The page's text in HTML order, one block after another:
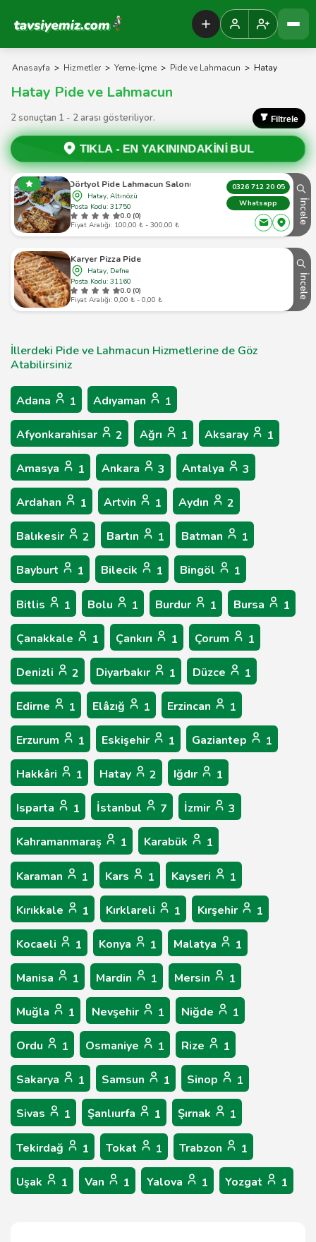
Tavsiyemiz Anasayfa
Anasayfa > Hizmetler > Yeme-İçme > Pide ve Lahmacun > Hatay
Hatay Pide ve Lahmacun
2 sonuçtan 1 - 2 arası gösteriliyor. Filtrele
TIKLA - EN YAKININDAKİNİ BUL
Dörtyol Pide Lahmacun Salonu
Hatay, Altınözü
Posta Kodu: 31750
0.0 (0)
Fiyat Aralığı: 100,00 ₺ - 300,00 ₺
0326 712 20 05
Whatsapp
İncele
Karyer Pizza Pide
Hatay, Defne
Posta Kodu: 31160
0.0 (0)
Fiyat Aralığı: 0,00 ₺ - 0,00 ₺
İncele
İllerdeki Pide ve Lahmacun Hizmetlerine de Göz
Atabilirsiniz
Adana 1 Adıyaman 1
Afyonkarahisar 2 Ağrı 1 Aksaray 1
Amasya 1 Ankara 3 Antalya 3
Ardahan 1 Artvin 1 Aydın 2
Balıkesir 2 Bartın 1 Batman 1
Bayburt 1 Bilecik 1 Bingöl 1
Bitlis 1 Bolu 1 Burdur 1 Bursa 1
Çanakkale 1 Çankırı 1 Çorum 1
Denizli 2 Diyarbakır 1 Düzce 1
Edirne 1 Elâzığ 1 Erzincan 1
Erzurum 1 Eskişehir 1 Gaziantep 1
Hakkâri 1 Hatay 2 Iğdır 1
Isparta 1 İstanbul 7 İzmir 3
Kahramanmaraş 1 Karabük 1
Karaman 1 Kars 1 Kayseri 1
Kırıkkale 1 Kırklareli 1 Kırşehir 1
Kocaeli 1 Konya 1 Malatya 1
Manisa 1 Mardin 1 Mersin 1
Muğla 1 Nevşehir 1 Niğde 1
Ordu 1 Osmaniye 1 Rize 1
Sakarya 1 Samsun 1 Sinop 1
Sivas 1 Şanlıurfa 1 Şırnak 1
Tekirdağ 1 Tokat 1 Trabzon 1
Uşak 1 Van 1 Yalova 1 Yozgat 1